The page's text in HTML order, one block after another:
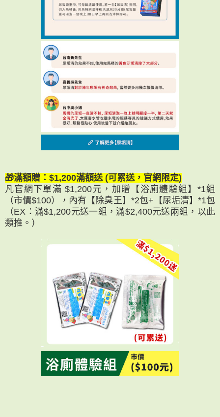
🎁滿額贈：$1,200滿額送 (可累送，官網限定)
凡官網下單滿 $1,200元，加贈【浴廁體驗組】*1組
（市價$100），內有【除臭王】*2包+【尿垢清】*1包
（EX：滿$1,200元送一組，滿$2,400元送兩組，以此
類推。）